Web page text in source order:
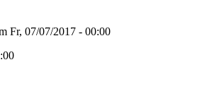
Fr, 07/07/2017 - 00:00